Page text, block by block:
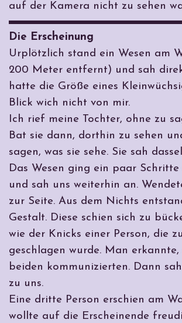
auf der Kamera nicht zu sehen
Die Erscheinung
Urplötzlich stand ein Wesen am
200 Meter entfernt) und sah
hatte die Größe eines
Blick wich nicht von mir.
Ich rief meine Tochter, ohne zu
Bat sie dann, dorthin zu sehen
sagen, was sie sehe. Sie sah
Das Wesen ging ein paar
und sah uns weiterhin an.
zur Seite. Aus dem Nichts
Gestalt. Diese schien sich zu
wie der Knicks einer Person, die
geschlagen wurde. Man erkannte,
beiden kommunizierten. Dann
zu uns.
Eine dritte Person erschien am
wollte auf die Erscheinende